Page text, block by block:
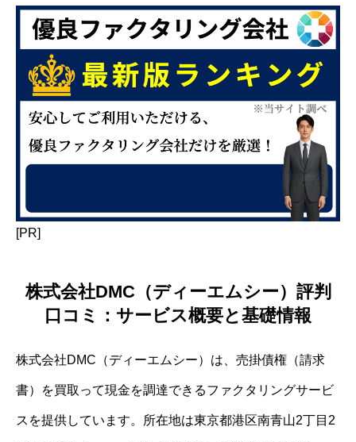
[PR]
株式会社DMC（ディーエムシー）評判
口コミ：サービス概要と基礎情報
株式会社DMC（ディーエムシー）は、売掛債権（請求
書）を買取って現金を調達できるファクタリングサービ
スを提供しています。所在地は東京都港区南青山2丁目2